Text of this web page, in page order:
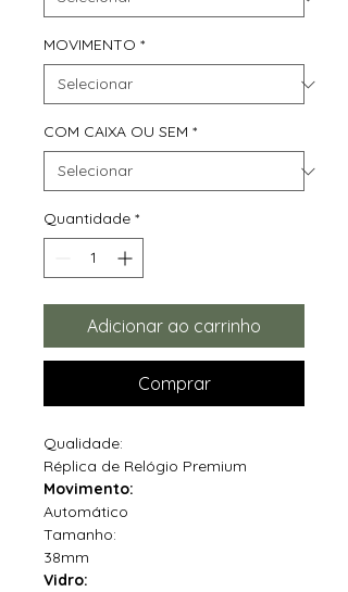
MOVIMENTO *
COM CAIXA OU SEM *
Quantidade *
Adicionar ao carrinho
Comprar
Qualidade:
Réplica de Relógio Premium
Movimento:
Automático
Tamanho:
38mm
Vidro: